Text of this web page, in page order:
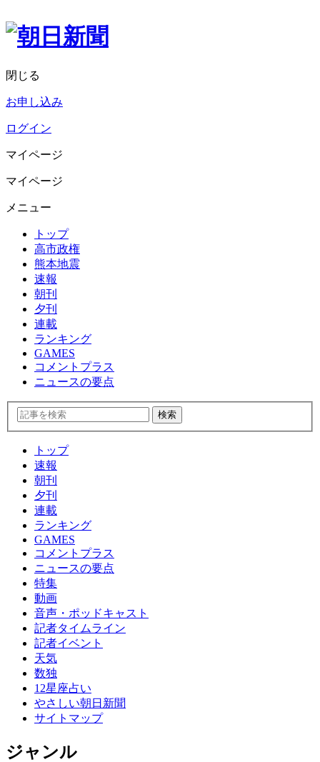
閉じる
お申し込み
ログイン
マイページ
マイページ
メニュー
トップ
高市政権
熊本地震
速報
朝刊
夕刊
連載
ランキング
GAMES
コメントプラス
ニュースの要点
トップ
速報
朝刊
夕刊
連載
ランキング
GAMES
コメントプラス
ニュースの要点
特集
動画
音声・ポッドキャスト
記者タイムライン
記者イベント
天気
数独
12星座占い
やさしい朝日新聞
サイトマップ
ジャンル